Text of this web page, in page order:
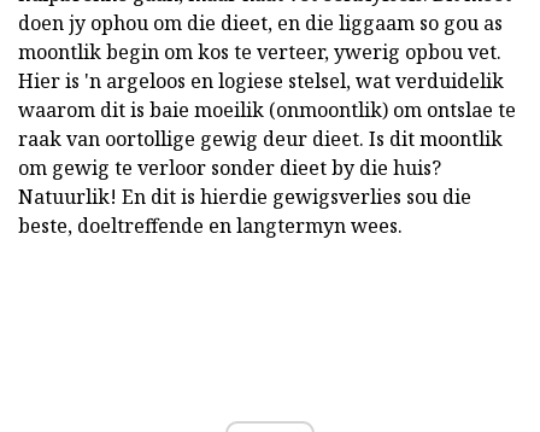
doen jy ophou om die dieet, en die liggaam so gou as
moontlik begin om kos te verteer, ywerig opbou vet.
Hier is 'n argeloos en logiese stelsel, wat verduidelik
waarom dit is baie moeilik (onmoontlik) om ontslae te
raak van oortollige gewig deur dieet. Is dit moontlik
om gewig te verloor sonder dieet by die huis?
Natuurlik! En dit is hierdie gewigsverlies sou die
beste, doeltreffende en langtermyn wees.